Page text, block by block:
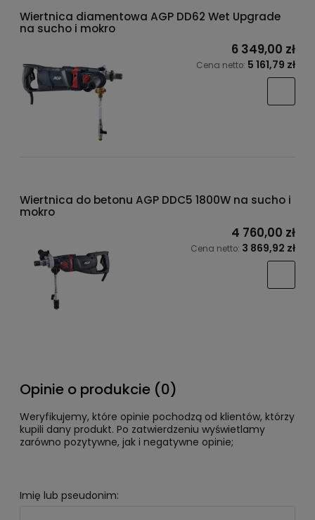
Wiertnica diamentowa AGP DD62 Wet Upgrade
na sucho i mokro
6 349,00 zł
Cena netto: 5 161,79 zł
Wiertnica do betonu AGP DDC5 1800W na sucho i
mokro
4 760,00 zł
Cena netto: 3 869,92 zł
Opinie o produkcie (0)
Weryfikujemy, które opinie pochodzą od klientów, którzy
kupili dany produkt. Po zatwierdzeniu wyświetlamy
zarówno pozytywne, jak i negatywne opinie;
Imię lub pseudonim: